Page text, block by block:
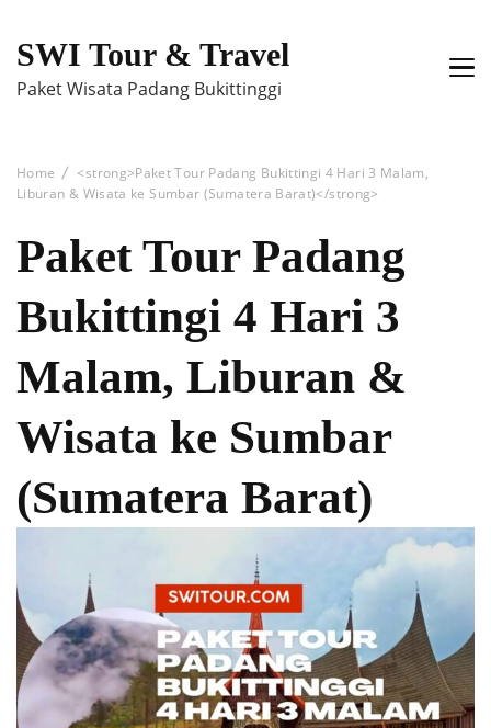
SWI Tour & Travel
Paket Wisata Padang Bukittinggi
Home
<strong>Paket Tour Padang Bukittingi 4 Hari 3 Malam,
Liburan & Wisata ke Sumbar (Sumatera Barat)</strong>
Paket Tour Padang
Bukittingi 4 Hari 3
Malam, Liburan &
Wisata ke Sumbar
(Sumatera Barat)